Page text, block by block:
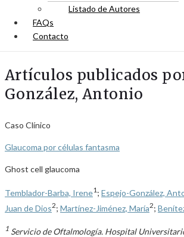
Listado de Autores
FAQs
Contacto
Artículos publicados
González, Antonio
Caso Clínico
Glaucoma por células fantasma
Ghost cell glaucoma
Temblador-Barba, Irene1 ; Espejo-González,
Juan de Dios2; Martínez-Jiménez, María2;
1 Servicio de Oftalmología. Hospital